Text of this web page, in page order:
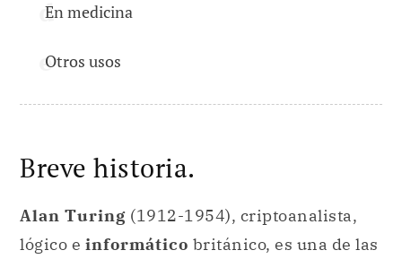
En medicina
Otros usos
Breve historia.
Alan Turing (1912-1954), criptoanalista,
lógico e informático británico, es una de las